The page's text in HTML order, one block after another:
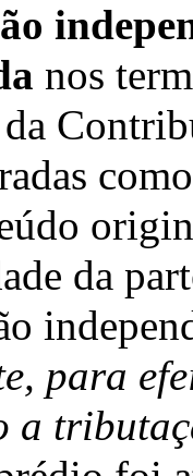
nos
da
para
a